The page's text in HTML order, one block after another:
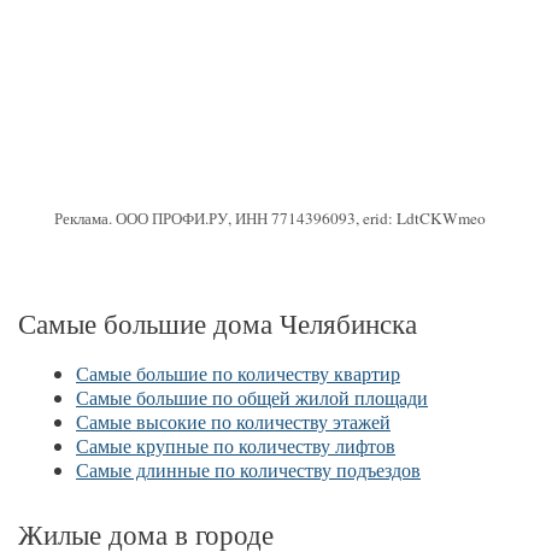
Реклама. ООО ПРОФИ.РУ, ИНН 7714396093, erid: LdtCKWmeo
Самые большие дома Челябинска
Самые большие по количеству квартир
Самые большие по общей жилой площади
Самые высокие по количеству этажей
Самые крупные по количеству лифтов
Самые длинные по количеству подъездов
Жилые дома в городе